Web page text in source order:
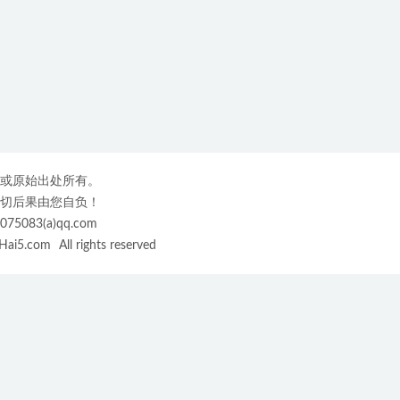
原始出处所有。
后果由您自负！
All rights reserved